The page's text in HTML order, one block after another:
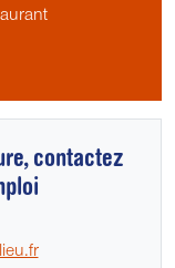
contactez